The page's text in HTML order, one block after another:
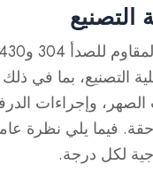
بما في ذلك
وإجراءات
فيما يلي نظرة
لكل درجة.